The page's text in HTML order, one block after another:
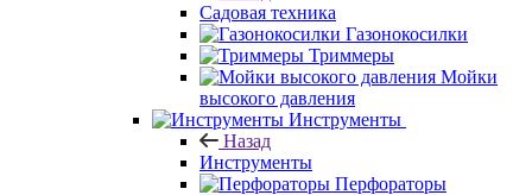
Садовая техника
Газонокосилки
Триммеры
Мойки
высокого давления
Инструменты
Назад
Инструменты
Перфораторы